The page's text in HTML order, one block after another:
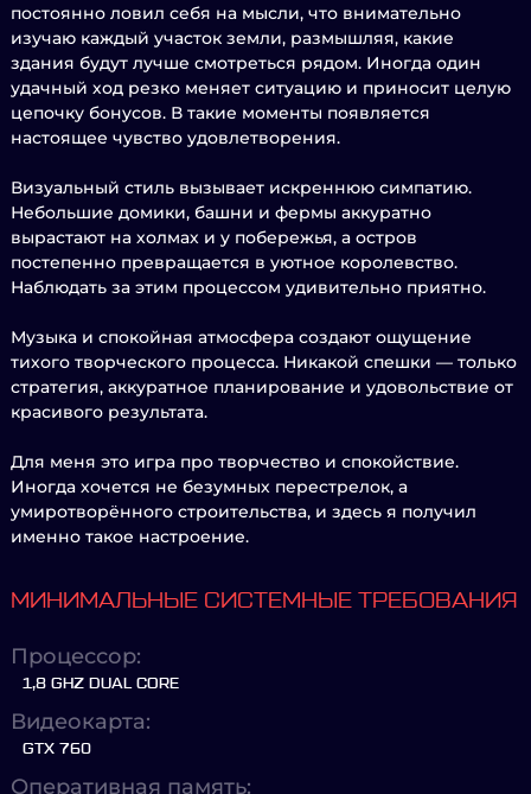
постоянно ловил себя на мысли, что внимательно
изучаю каждый участок земли, размышляя, какие
здания будут лучше смотреться рядом. Иногда один
удачный ход резко меняет ситуацию и приносит целую
цепочку бонусов. В такие моменты появляется
настоящее чувство удовлетворения.
Визуальный стиль вызывает искреннюю симпатию.
Небольшие домики, башни и фермы аккуратно
вырастают на холмах и у побережья, а остров
постепенно превращается в уютное королевство.
Наблюдать за этим процессом удивительно приятно.
Музыка и спокойная атмосфера создают ощущение
тихого творческого процесса. Никакой спешки — только
стратегия, аккуратное планирование и удовольствие от
красивого результата.
Для меня это игра про творчество и спокойствие.
Иногда хочется не безумных перестрелок, а
умиротворённого строительства, и здесь я получил
именно такое настроение.
МИНИМАЛЬНЫЕ СИСТЕМНЫЕ ТРЕБОВАНИЯ
Процессор:
1,8 GHZ DUAL CORE
Видеокарта:
GTX 760
Оперативная память: